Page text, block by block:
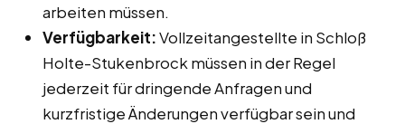
arbeiten müssen.
Verfügbarkeit:Vollzeitangestellte in Schloß
Holte-Stukenbrock müssen in der Regel
jederzeit für dringende Anfragen und
kurzfristige Änderungen verfügbar sein und